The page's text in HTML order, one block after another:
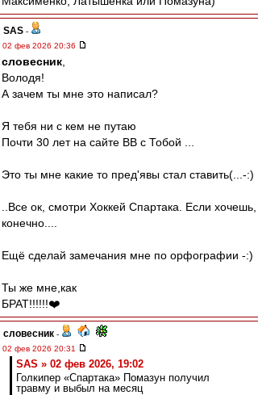
SAS -
02 фев 2026 20:36
словесник
Володя!
А зачем ты мне это написал?
Я тебя ни с кем не путаю
Почти 30 лет на сайте ВВ с Тобой ...
Это ты мне какие то пред'явы стал ставить(...-:)
..Все ок, смотри Хоккей Спартака. Если хочешь,
конечно....
Ещё сделай замечания мне по орфографии -:)
Ты же мне,как
БРАТ!!!!!!❤️
словесник -
02 фев 2026 20:31
SAS » 02 фев 2026, 19:02
Голкипер «Спартака» Помазун получил
травму и выбыл на месяц